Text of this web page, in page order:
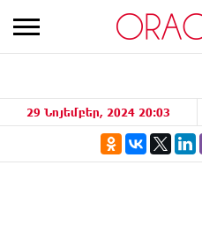
29 Նոյեմբեր, 2024 20:03